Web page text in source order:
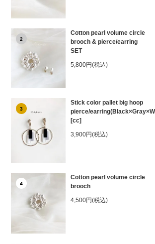
2
Cotton pearl volume circle
brooch & pierce/earring
SET
5,800円(税込)
3
Stick color pallet big hoop
pierce/
[cc]
3,900円(税込)
4
Cotton pearl volume circle
brooch
4,500円(税込)